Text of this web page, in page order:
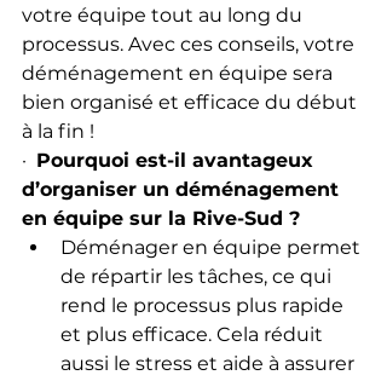
votre équipe tout au long du
processus. Avec ces conseils, votre
déménagement en équipe sera
bien organisé et efficace du début
à la fin !
· Pourquoi est-il avantageux
d’organiser un déménagement
en équipe sur la Rive-Sud ?
Déménager en équipe permet
de répartir les tâches, ce qui
rend le processus plus rapide
et plus efficace. Cela réduit
aussi le stress et aide à assurer